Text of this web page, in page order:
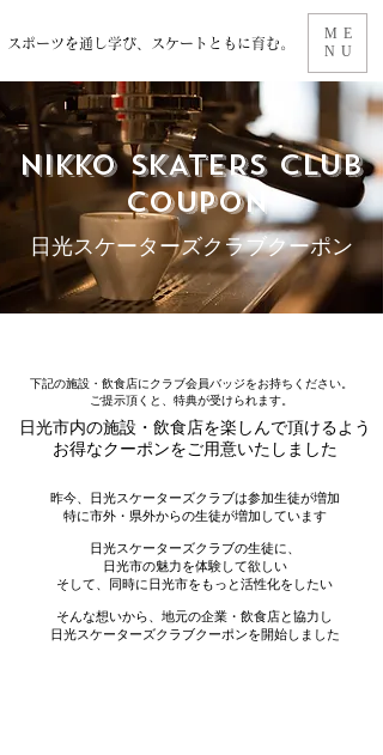
スポーツを通し学び、スケートともに育む。
ME
NU
​日光スケーターズクラブクーポン
​
NIKKO SKATERsClub
COUPON
下記の施設・飲食店にクラブ会員バッジをお持ちください。
ご提示頂くと、特典が受けられます。
日光市内の施設・飲食店を楽しんで頂けるよう
お得なクーポンをご用意いたしました
昨今、日光スケーターズクラブは参加生徒が増加
特に市外・県外からの生徒が増加しています
日光スケーターズクラブの生徒に、
日光市の魅力を体験して欲しい
そして、同時に日光市をもっと活性化をしたい
そんな想いから、地元の企業・飲食店と協力し
日光スケーターズクラブクーポンを開始しました